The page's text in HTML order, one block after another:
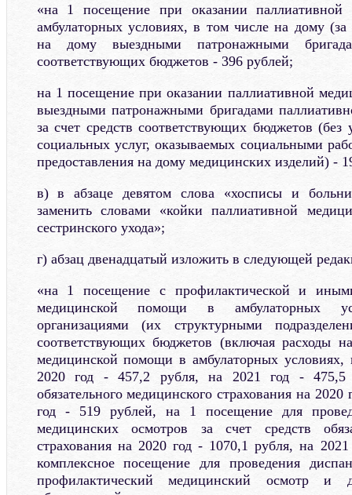
«на 1 посещение при оказании
амбулаторных условиях, в том числе на дому
на дому выездными патронажными
соответствующих бюджетов - 396 рублей;
на 1 посещение при оказании паллиативной
выездными патронажными бригадами
за счет средств соответствующих бюджетов (без
социальных услуг, оказываемых социальными
предоставления на дому медицинских изделий) -
в) в абзаце девятом слова «хосписы и
заменить словами «койки паллиативной
сестринского ухода»;
г) абзац двенадцатый изложить в следующей
«на 1 посещение с профилактической и
медицинской помощи в амбулаторных
организациями (их структурными
соответствующих бюджетов (включая расходы
медицинской помощи в амбулаторных
2020 год - 457,2 рубля, на 2021 год - 475,5
обязательного медицинского страхования на
год - 519 рублей, на 1 посещение для
медицинских осмотров за счет средств
страхования на 2020 год - 1070,1 рубля, на
комплексное посещение для проведения
профилактический медицинский осмотр и